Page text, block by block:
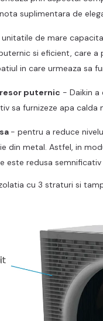
suplimentara de
de mare
si eficient, care
in care urmeaza sa
puternic - Daikin
sa furnizeze apa calda
- pentru a reduce
din metal. Astfel, in
este redusa semnificativ
cu 3 straturi si